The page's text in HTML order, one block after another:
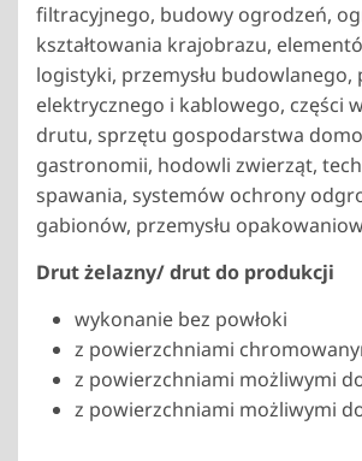
filtracyjnego, budowy ogrodzeń,
kształtowania krajobrazu,
logistyki, przemysłu budowlanego,
elektrycznego i kablowego, części
drutu, sprzętu gospodarstwa
gastronomii, hodowli zwierząt,
spawania, systemów ochrony
gabionów, przemysłu
Drut żelazny/ drut do produkcji
wykonanie bez powłoki
z powierzchniami
z powierzchniami możliwymi
z powierzchniami możliwymi